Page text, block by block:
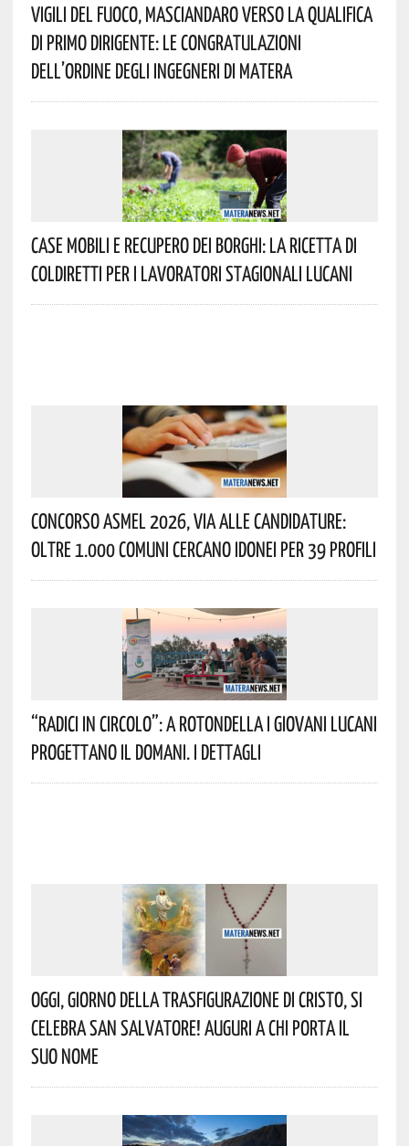
Vigili Del Fuoco, Masciandaro Verso La Qualifica
Di Primo Dirigente: Le Congratulazioni
Dell’Ordine Degli Ingegneri Di Matera
Case Mobili E Recupero Dei Borghi: La Ricetta Di
Coldiretti Per I Lavoratori Stagionali Lucani
Concorso Asmel 2026, Via Alle Candidature:
Oltre 1.000 Comuni Cercano Idonei Per 39 Profili
“Radici In Circolo”: A Rotondella I Giovani Lucani
Progettano Il Domani. I Dettagli
Oggi, Giorno Della Trasfigurazione Di Cristo, Si
Celebra San Salvatore! Auguri A Chi Porta Il
Suo Nome